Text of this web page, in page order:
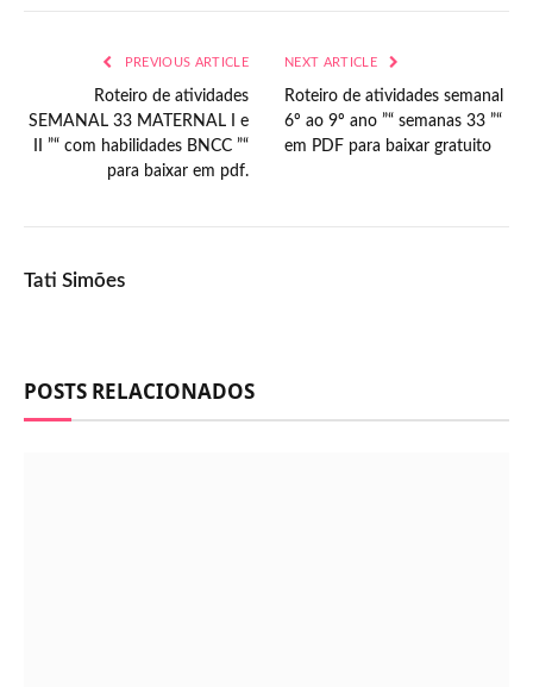
PREVIOUS ARTICLE
Roteiro de atividades
SEMANAL 33 MATERNAL I e
II ”“ com habilidades BNCC ”“
para baixar em pdf.
NEXT ARTICLE
Roteiro de atividades semanal
6º ao 9º ano ”“ semanas 33 ”“
em PDF para baixar gratuito
Tati Simões
POSTS RELACIONADOS